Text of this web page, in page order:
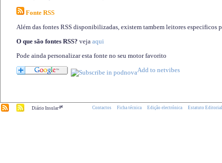
Fonte RSS
Além das fontes RSS disponibilizadas, existem tambem leitores especificos
O que são fontes RSS? veja aqui
Pode ainda personalizar esta fonte no seu motor favorito
Diário Insular.pt Contactos Ficha técnica Edição electrónica Estatuto Editorial